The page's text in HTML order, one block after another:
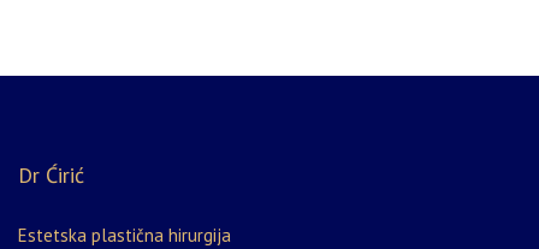
Dr Ćirić
Estetska plastična hirurgija